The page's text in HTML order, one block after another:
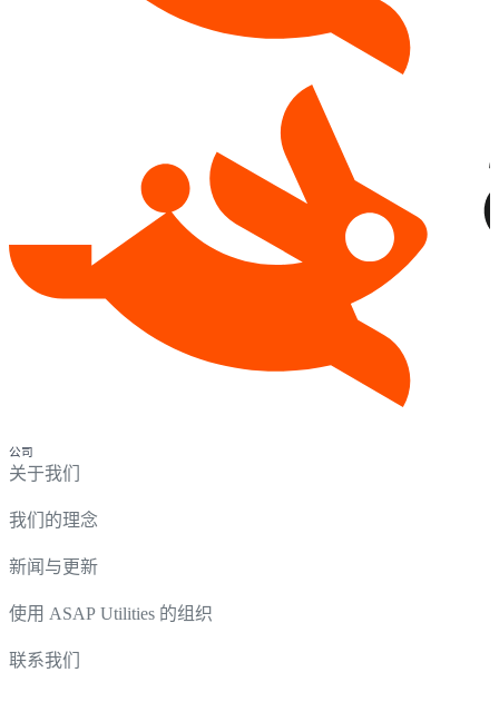
公司
关于我们
我们的理念
新闻与更新
使用 ASAP Utilities 的组织
联系我们